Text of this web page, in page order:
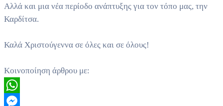
Αλλά και μια νέα περίοδο ανάπτυξης για τον τόπο μας, την
Καρδίτσα.
Καλά Χριστούγεννα σε όλες και σε όλους!
Κοινοποίηση άρθρου με:
WhatsApp